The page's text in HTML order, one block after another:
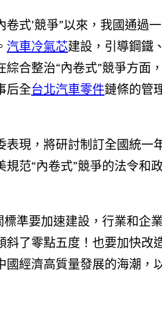
式’競爭”以來，我國通過
汽車冷氣芯建設，引導鋼鐵
合整治“內卷式”競爭方面
后全台北汽車零件鏈條的管
表現，將研討制訂全國統一
范“內卷式”競爭的法令和
準要加速建設，行業和企
斜了零點五度！也要加快改
國經濟高質量發展的海潮，